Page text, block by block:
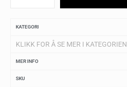
KATEGORI
KLIKK FOR Å SE MER I KATEGORIEN
MER INFO
SKU